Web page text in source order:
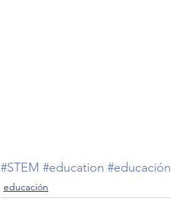
#STEM #education #educación
educación